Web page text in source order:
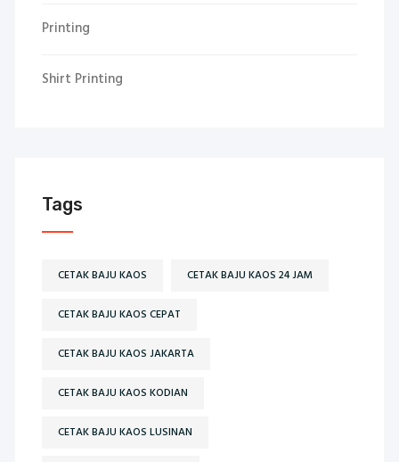
Printing
Shirt Printing
Tags
CETAK BAJU KAOS CETAK BAJU KAOS 24 JAM
CETAK BAJU KAOS CEPAT
CETAK BAJU KAOS JAKARTA
CETAK BAJU KAOS KODIAN
CETAK BAJU KAOS LUSINAN